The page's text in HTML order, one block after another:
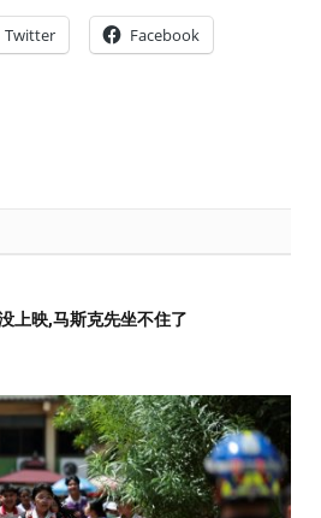
Twitter Facebook
上映,马斯克先坐不住了